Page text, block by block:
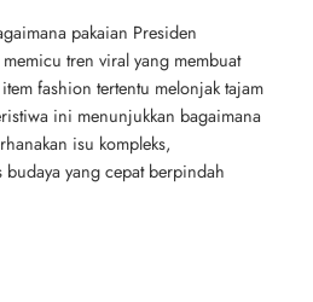
pakaian Presiden
tren viral yang membuat
fashion tertentu melonjak tajam
ini menunjukkan bagaimana
isu kompleks,
yang cepat berpindah